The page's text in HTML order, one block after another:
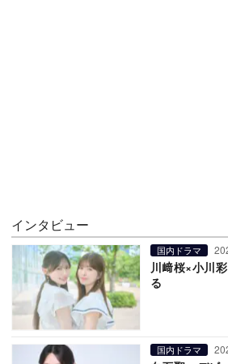
インタビュー
国内ドラマ
川﨑桜×小川
る
国内ドラマ